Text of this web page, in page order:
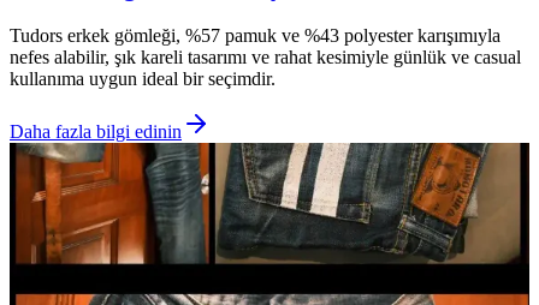
Tudors erkek gömleği, %57 pamuk ve %43 polyester karışımıyla
nefes alabilir, şık kareli tasarımı ve rahat kesimiyle günlük ve casual
kullanıma uygun ideal bir seçimdir.
Daha fazla bilgi edinin